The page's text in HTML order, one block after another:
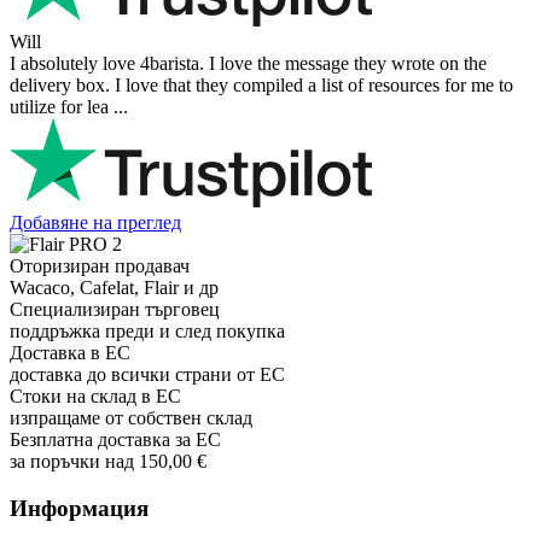
Will
I absolutely love 4barista. I love the message they wrote on the
delivery box. I love that they compiled a list of resources for me to
utilize for lea ...
Добавяне на преглед
Оторизиран продавач
Wacaco, Cafelat, Flair и др
Специализиран търговец
поддръжка преди и след покупка
Доставка в ЕС
доставка до всички страни от ЕС
Стоки на склад в ЕС
изпращаме от собствен склад
Безплатна доставка за ЕС
за поръчки над 150,00 €
Информация